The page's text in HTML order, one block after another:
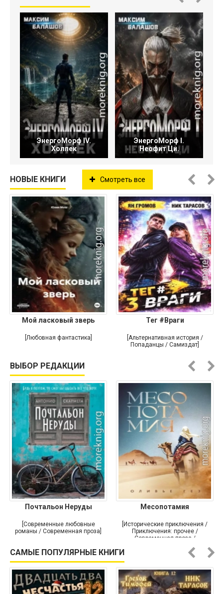
ЭнергоМорф IV.
Холпек
ЭнергоМорф I.
Неофит Ци.
НОВЫЕ КНИГИ Смотреть все
Мой ласковый зверь
[Любовная фантастика]
Тег #Враги
[Альтернативная история /
Попаданцы / Самиздат]
ВЫБОР РЕДАКЦИИ
Почтальон Неруды
[Современные любовные
романы / Современная проза]
Месопотамия
[Исторические приключения /
Приключения: прочее /
Современная проза /
САМЫЕ ПОПУЛЯРНЫЕ КНИГИ